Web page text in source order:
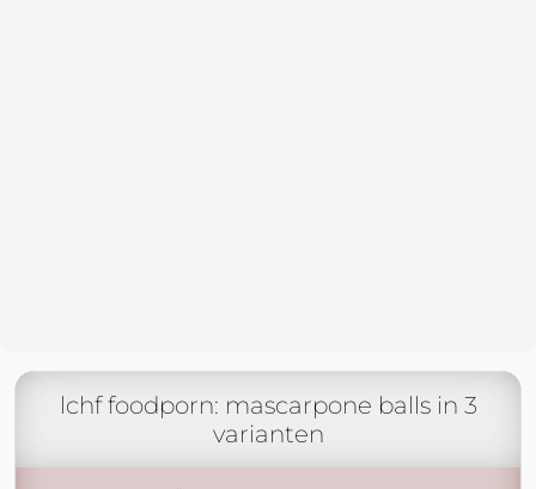
lchf foodporn: mascarpone balls in 3
varianten